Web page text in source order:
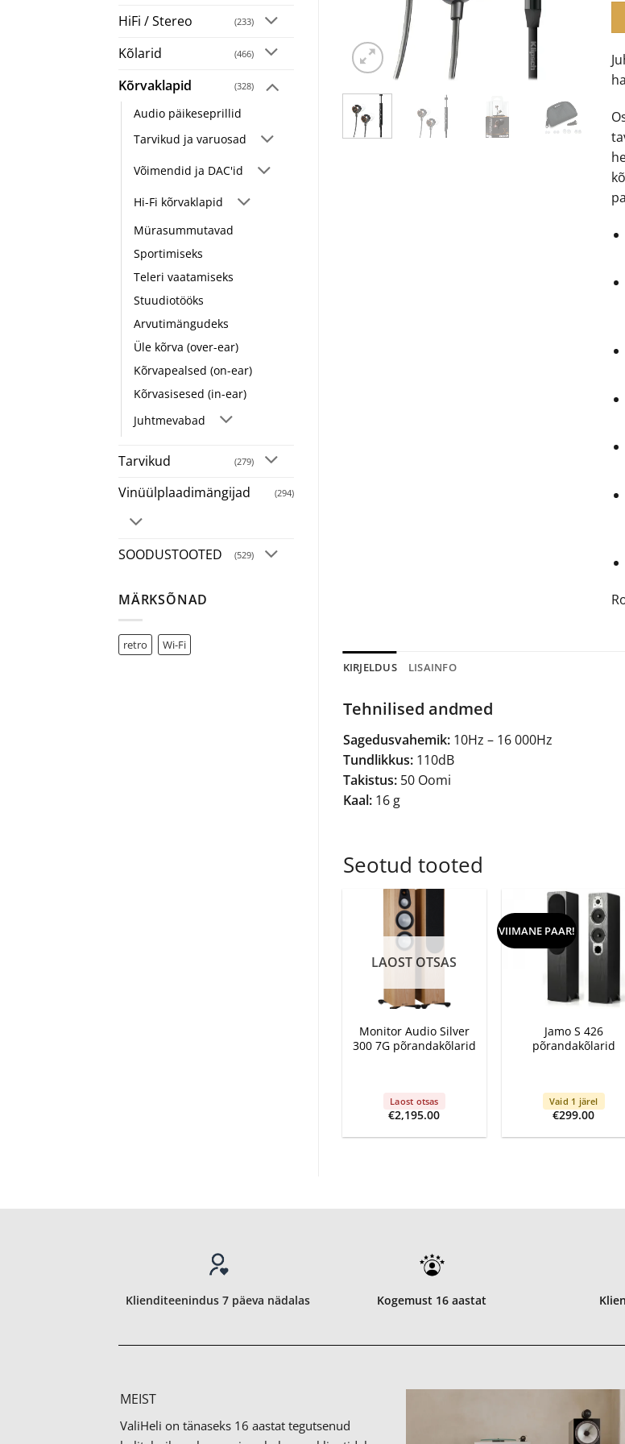
HiFi / Stereo (233)
Kõlarid (466)
Kõrvaklapid (328)
Audio päikeseprillid
Tarvikud ja varuosad
Võimendid ja DAC'id
Hi-Fi kõrvaklapid
Mürasummutavad
Sportimiseks
Teleri vaatamiseks
Stuudiotööks
Arvutimängudeks
Üle kõrva (over-ear)
Kõrvapealsed (on-ear)
Kõrvasisesed (in-ear)
Juhtmevabad
Tarvikud (279)
Vinüülplaadimängijad (294)
SOODUSTOOTED (529)
MÄRKSÕNAD
retro Wi-Fi
KIRJELDUS LISAINFO
Tehnilised andmed
Sagedusvahemik:10Hz – 16 000Hz
Tundlikkus:110dB
Takistus:50 Oomi
Kaal:16 g
Seotud tooted
LAOST OTSAS
Monitor Audio Silver
300 7G põrandakõlarid
Laost otsas
€2,195.00
VIIMANE PAAR!
Jamo S 426
põrandakõlarid
Vaid 1 järel
€299.00
Klienditeenindus 7 päeva nädalas Kogemust 16 aastat
MEIST
ValiHeli on tänaseks 16 aastat tegutsenud